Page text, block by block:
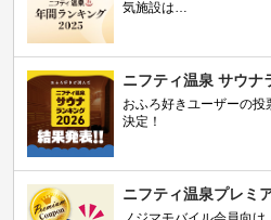
気施設は…
ニフティ温泉 サウナ
おふろ好きユーザーの
決定！
ニフティ温泉プレミ